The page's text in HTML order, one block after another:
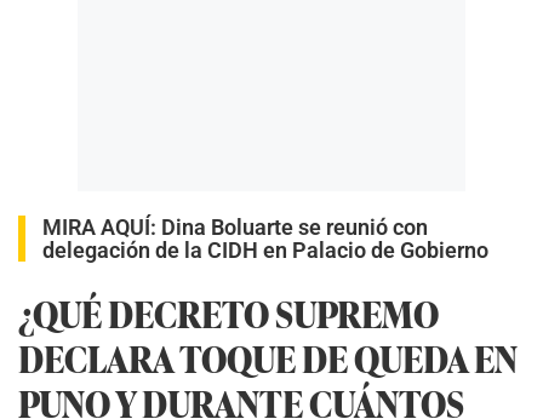
MIRA AQUÍ: Dina Boluarte se reunió con
delegación de la CIDH en Palacio de Gobierno
¿QUÉ DECRETO SUPREMO
DECLARA TOQUE DE QUEDA EN
PUNO Y DURANTE CUÁNTOS